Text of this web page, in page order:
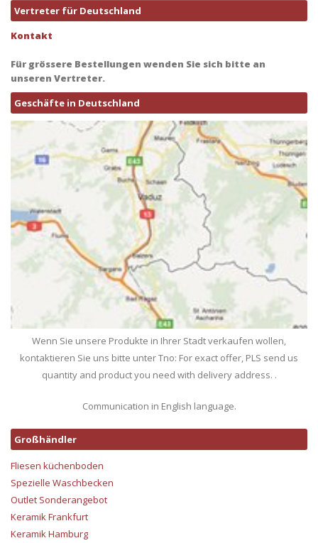
Vertreter für Deutschland
Kontakt
Für grössere Bestellungen wenden Sie sich bitte an
unseren Vertreter.
Geschäfte in Deutschland
Wenn Sie unsere Produkte in Ihrer Stadt verkaufen wollen,
kontaktieren Sie uns bitte unter Tno: For exact offer, PLS send us
quantity and product you need with delivery address. .
Communication in English language.
Großhändler
Fliesen küchenboden
Spezielle Waschbecken
Outlet Sonderangebot
Keramik Frankfurt
Keramik Hamburg